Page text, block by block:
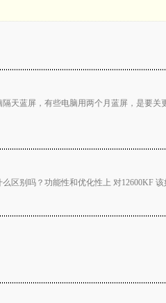
天蓝屏，有些电脑用两个月蓝屏，是要
区别吗？功能性和优化性上 对12600KF